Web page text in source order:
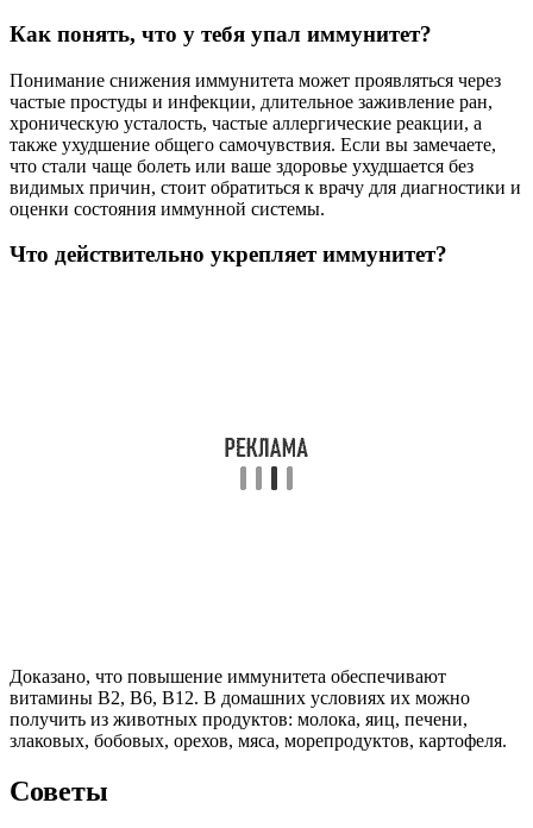
Как понять, что у тебя упал иммунитет?
Понимание снижения иммунитета может проявляться через
частые простуды и инфекции, длительное заживление ран,
хроническую усталость, частые аллергические реакции, а
также ухудшение общего самочувствия. Если вы замечаете,
что стали чаще болеть или ваше здоровье ухудшается без
видимых причин, стоит обратиться к врачу для диагностики и
оценки состояния иммунной системы.
Что действительно укрепляет иммунитет?
Доказано, что повышение иммунитета обеспечивают
витамины В2, В6, В12. В домашних условиях их можно
получить из животных продуктов: молока, яиц, печени,
злаковых, бобовых, орехов, мяса, морепродуктов, картофеля.
Советы